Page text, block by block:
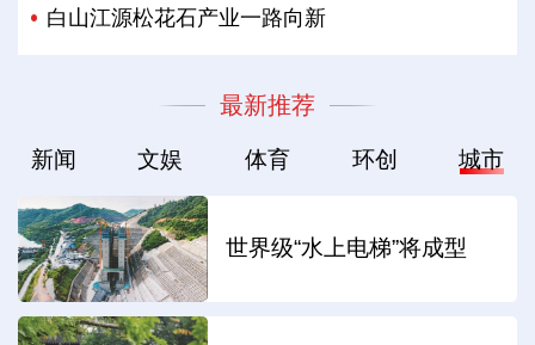
白山江源松花石产业一路向新
最新推荐
新闻 文娱 体育 环创 城市
世界级“水上电梯”将成型